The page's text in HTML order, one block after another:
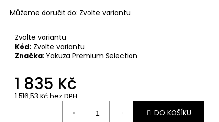
Můžeme doručit do: Zvolte variantu
Zvolte variantu
Kód: Zvolte variantu
Značka:Yakuza Premium Selection
1 835 Kč
1 516,53 Kč bez DPH
DO KOŠÍKU
e
PÁNSKÉ
ŠEDÉ
TRIČKO
PREMIUM
3906